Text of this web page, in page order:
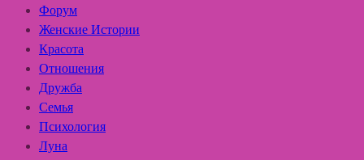
Форум
Женские Истории
Красота
Отношения
Дружба
Семья
Психология
Луна